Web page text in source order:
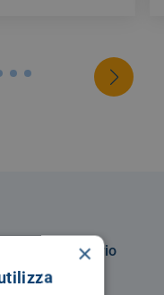
Sanitario
×